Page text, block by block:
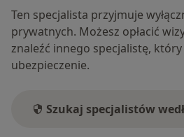
Ten specjalista przyjmuje
prywatnych. Możesz opłacić
znaleźć innego specjalistę,
ubezpieczenie.
Szukaj specjalistów